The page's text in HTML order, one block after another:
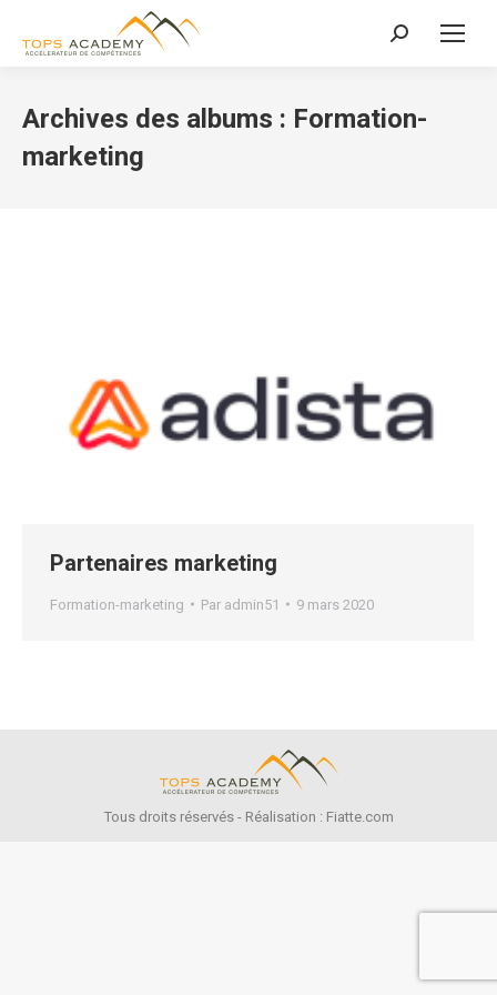
Recherche
Archives des albums : Formation-
marketing
Partenaires marketing
Formation-marketing Par admin51 9 mars 2020
Tous droits réservés - Réalisation : Fiatte.com